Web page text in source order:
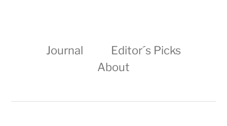
Journal
Editor´s Picks
About